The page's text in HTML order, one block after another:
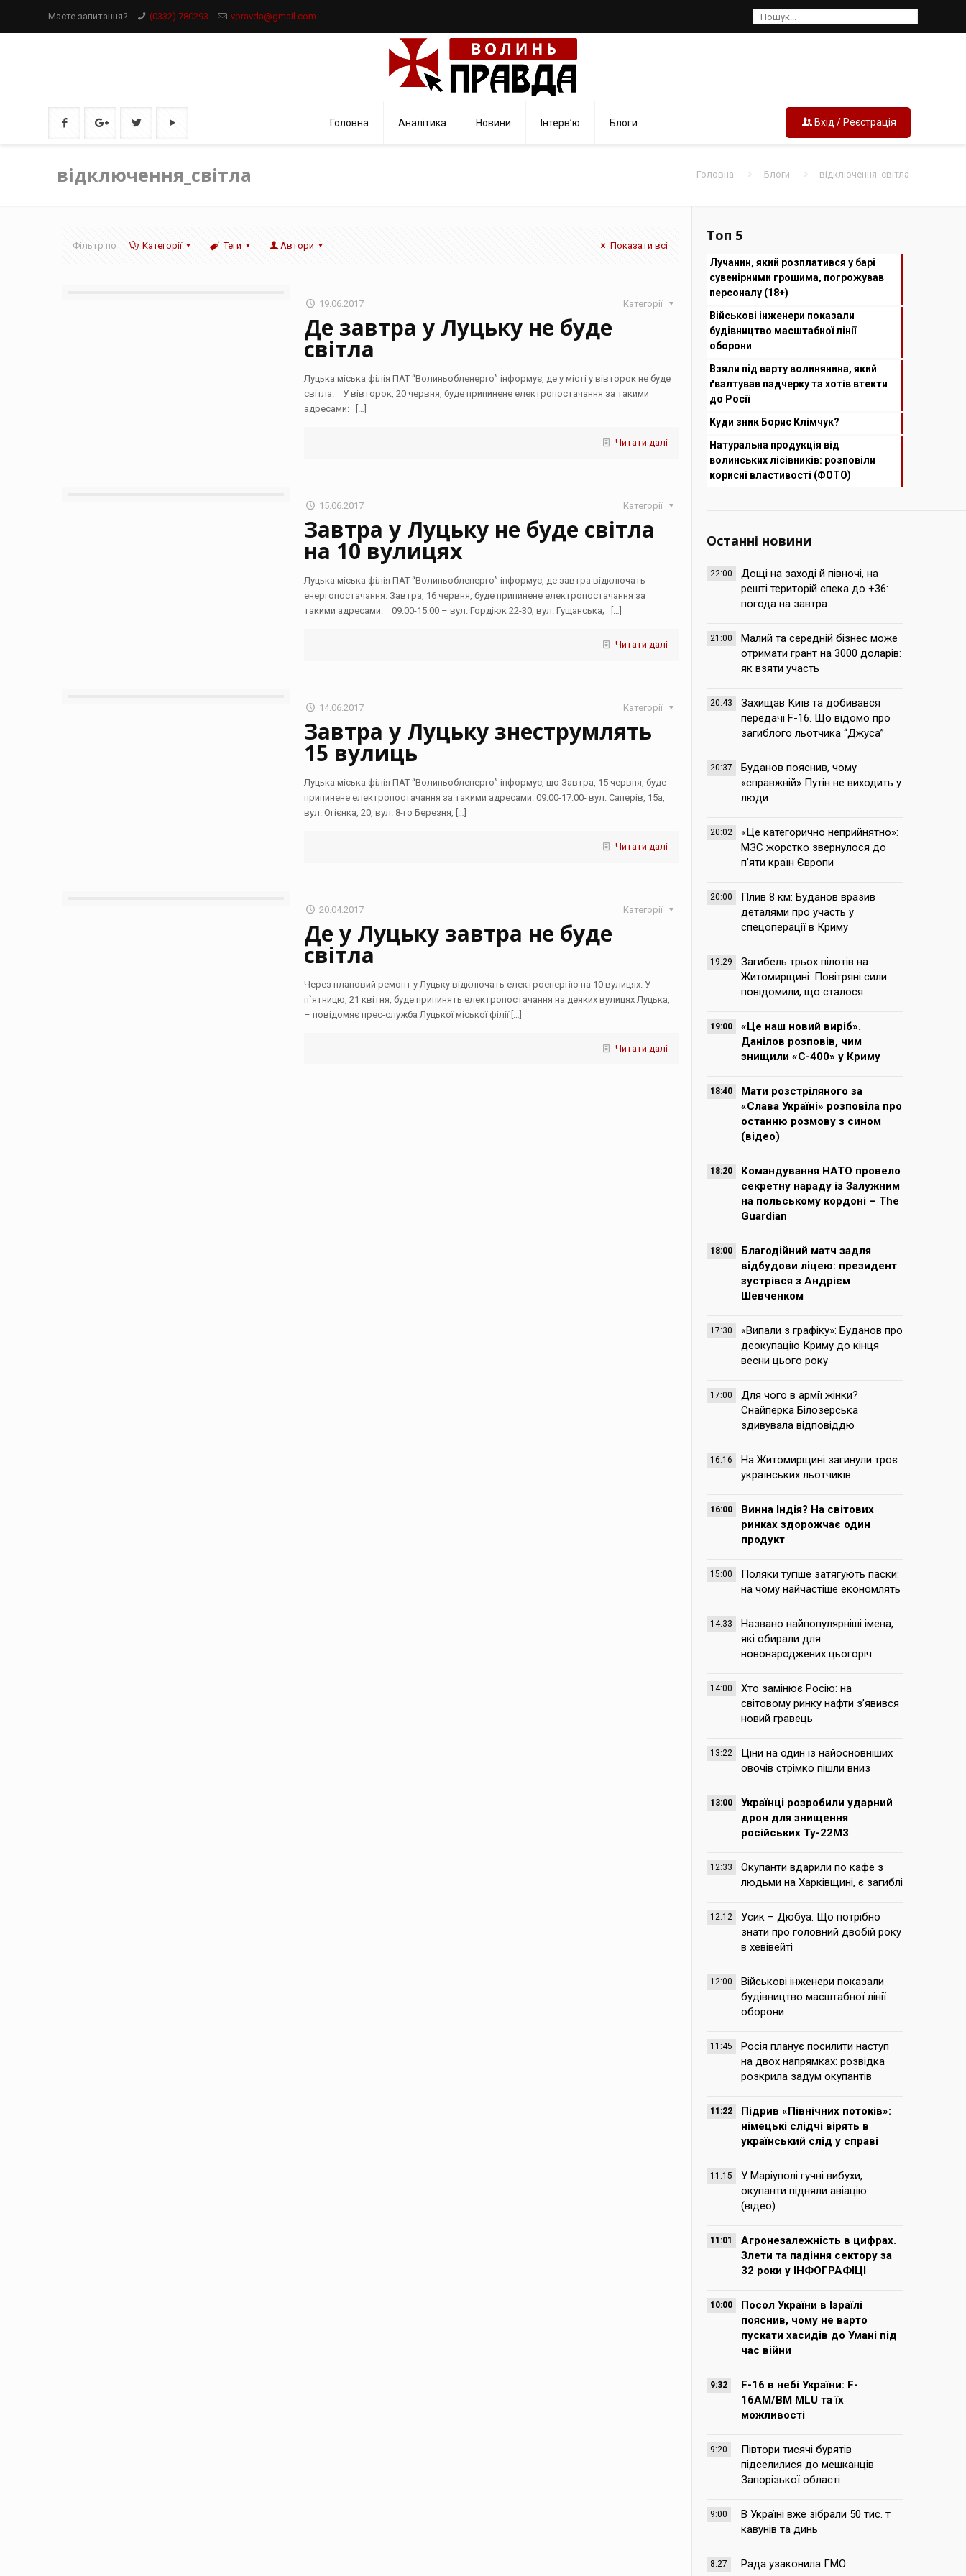
Маєте запитання? (0332) 780293 vpravda@gmail.com
Головна Аналітика Новини Інтерв’ю Блоги Вхід / Реєстрація
відключення_світла Головна Блоги відключення_світла
Фільтр по Категорії Теги Автори Показати всі
19.06.2017 Категорії
Де завтра у Луцьку не буде
світла
Луцька міська філія ПАТ “Волиньобленерго” інформує, де у місті у вівторок не буде
світла. У вівторок, 20 червня, буде припинене електропостачання за такими
адресами:
[…]
Читати далі
15.06.2017 Категорії
Завтра у Луцьку не буде світла
на 10 вулицях
Луцька міська філія ПАТ “Волиньобленерго” інформує, де завтра відключать
енергопостачання. Завтра, 16 червня, буде припинене електропостачання за
такими адресами: 09:00-15:00 – вул. Гордіюк 22-30; вул. Гущанська;
[…]
Читати далі
14.06.2017 Категорії
Завтра у Луцьку знеструмлять
15 вулиць
Луцька міська філія ПАТ “Волиньобленерго” інформує, що Завтра, 15 червня, буде
припинене електропостачання за такими адресами: 09:00-17:00- вул. Саперів, 15а,
вул. Огієнка, 20, вул. 8-го Березня, […]
Читати далі
20.04.2017 Категорії
Де у Луцьку завтра не буде
світла
Через плановий ремонт у Луцьку відключать електроенергію на 10 вулицях. У
п`ятницю, 21 квітня, буде припинять електропостачання на деяких вулицях Луцька,
– повідомяє прес-служба Луцької міської філії[…]
Читати далі
Топ 5
Лучанин, який розплатився у барі
сувенірними грошима, погрожував
персоналу (18+)
Військові інженери показали
будівництво масштабної лінії
оборони
Взяли під варту волинянина, який
ґвалтував падчерку та хотів втекти
до Росії
Куди зник Борис Клімчук?
Натуральна продукція від
волинських лісівників: розповіли
корисні властивості (ФОТО)
Останні новини
22:00
Дощі на заході й півночі, на
решті територій спека до +36:
погода на завтра
21:00
Малий та середній бізнес може
отримати грант на 3000 доларів:
як взяти участь
20:43
Захищав Київ та добивався
передачі F-16. Що відомо про
загиблого льотчика “Джуса”
20:37
Буданов пояснив, чому
«справжній» Путін не виходить у
люди
20:02
«Це категорично неприйнятно»:
МЗС жорстко звернулося до
п’яти країн Європи
20:00
Плив 8 км: Буданов вразив
деталями про участь у
спецоперації в Криму
19:29
Загибель трьох пілотів на
Житомирщині: Повітряні сили
повідомили, що сталося
19:00
«Це наш новий виріб».
Данілов розповів, чим
знищили «С-400» у Криму
18:40
Мати розстріляного за
«Слава Україні» розповіла про
останню розмову з сином
(відео)
18:20
Командування НАТО провело
секретну нараду із Залужним
на польському кордоні – The
Guardian
18:00
Благодійний матч задля
відбудови ліцею: президент
зустрівся з Андрієм
Шевченком
17:30
«Випали з графіку»: Буданов про
деокупацію Криму до кінця
весни цього року
17:00
Для чого в армії жінки?
Снайперка Білозерська
здивувала відповіддю
16:16
На Житомирщині загинули троє
українських льотчиків
16:00
Винна Індія? На світових
ринках здорожчає один
продукт
15:00
Поляки тугіше затягують паски:
на чому найчастіше економлять
14:33
Названо найпопулярніші імена,
які обирали для
новонароджених цьогоріч
14:00
Хто замінює Росію: на
світовому ринку нафти з’явився
новий гравець
13:22
Ціни на один із найосновніших
овочів стрімко пішли вниз
13:00
Українці розробили ударний
дрон для знищення
російських Ту-22М3
12:33
Окупанти вдарили по кафе з
людьми на Харківщині, є загиблі
12:12
Усик – Дюбуа. Що потрібно
знати про головний двобій року
в хевівейті
12:00
Військові інженери показали
будівництво масштабної лінії
оборони
11:45
Росія планує посилити наступ
на двох напрямках: розвідка
розкрила задум окупантів
11:22
Підрив «Північних потоків»:
німецькі слідчі вірять в
український слід у справі
11:15
У Маріуполі гучні вибухи,
окупанти підняли авіацію
(відео)
11:01
Агронезалежність в цифрах.
Злети та падіння сектору за
32 роки у ІНФОГРАФІЦІ
10:00
Посол України в Ізраїлі
пояснив, чому не варто
пускати хасидів до Умані під
час війни
9:32
F-16 в небі України: F-
16AM/BM MLU та їх
можливості
9:20
Півтори тисячі бурятів
підселилися до мешканців
Запорізької області
9:00
В Україні вже зібрали 50 тис. т
кавунів та динь
8:27 Рада узаконила ГМО